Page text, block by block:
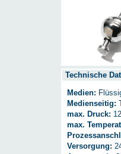
Technische
Medien:
Medienseitig:
max. Druck:
max.
Versorgung: